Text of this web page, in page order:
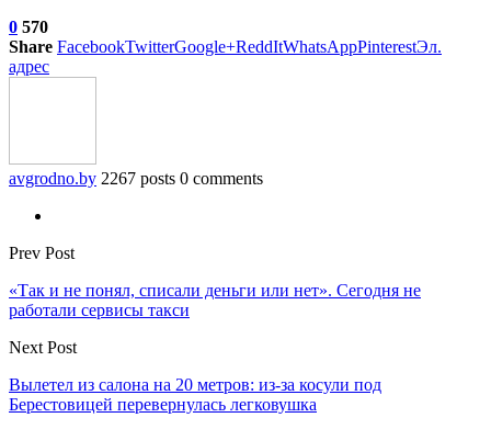
0 570
Share FacebookTwitterGoogle+ReddItWhatsAppPinterestЭл.
адрес
avgrodno.by 2267 posts 0 comments
Prev Post
«Так и не понял, списали деньги или нет». Сегодня не
работали сервисы такси
Next Post
Вылетел из салона на 20 метров: из-за косули под
Берестовицей перевернулась легковушка